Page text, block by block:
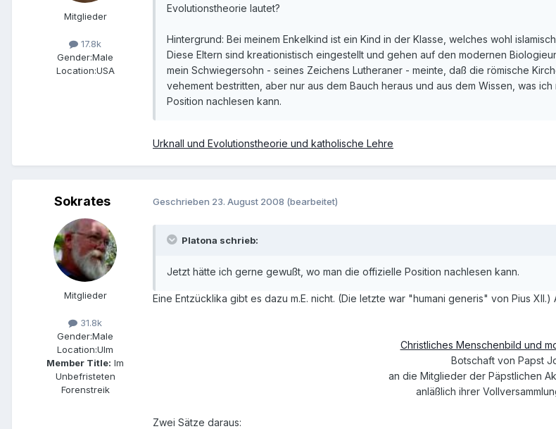
Mitglieder
17.8k
Gender:Male
Location:USA
Evolutionstheorie lautet?
Hintergrund: Bei meinem Enkelkind ist ein Kind in der Klasse, welches wohl
Diese Eltern sind kreationistisch eingestellt und gehen auf den modernen
mein Schwiegersohn - seines Zeichens Lutheraner - meinte, daß die römische
vehement bestritten, aber nur aus dem Bauch heraus und aus dem Wissen, was
Position nachlesen kann.
Urknall und Evolutionstheorie und katholische Lehre
Sokrates
Mitglieder
31.8k
Gender:Male
Location:Ulm
Member Title: Im
Unbefristeten
Forenstreik
Geschrieben 23. August 2008 (bearbeitet)
Platona schrieb:
Jetzt hätte ich gerne gewußt, wo man die offizielle Position nachlesen kann.
Eine Entzücklika gibt es dazu m.E. nicht. (Die letzte war "humani generis" von Pius
Christliches Menschenbild und
Botschaft von Papst
an die Mitglieder der Päpstlichen
anläßlich ihrer
Zwei Sätze daraus: